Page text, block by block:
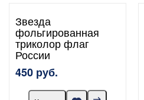
Звезда
фольгированная
триколор флаг
России
450 руб.